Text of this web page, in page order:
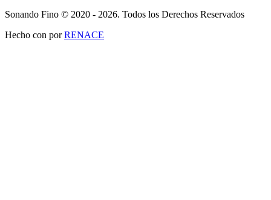
Sonando Fino © 2020 - 2026. Todos los Derechos Reservados
Hecho con porRENACE